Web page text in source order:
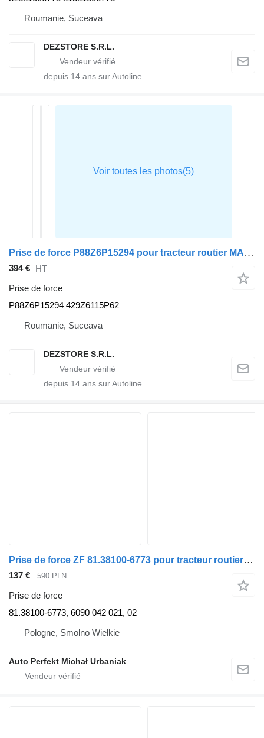
Roumanie, Suceava
DEZSTORE S.R.L.
depuis 14 ans sur Autoline
Prise de force P88Z6P15294 pour tracteur routier MAN TGX
394 € HT
Prise de force
P88Z6P15294 429Z6115P62
Roumanie, Suceava
DEZSTORE S.R.L.
depuis 14 ans sur Autoline
Prise de force ZF 81.38100-6773 pour tracteur routier MAN
137 € 590 PLN
Prise de force
81.38100-6773, 6090 042 021, 02
Pologne, Smolno Wielkie
Auto Perfekt Michał Urbaniak